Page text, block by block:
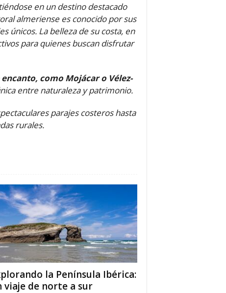
en un destino destacado
almeriense es conocido por sus
únicos. La belleza de su costa, en
para quienes buscan disfrutar
como Mojácar o Vélez-
entre naturaleza y patrimonio.
parajes costeros hasta
rurales.
la Península Ibérica:
viaje de norte a sur